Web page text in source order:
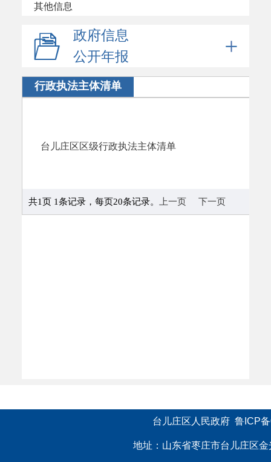
其他信息
政府信息
公开年报
台儿庄区人民政府 鲁ICP
地址：山东省枣庄市台儿庄区